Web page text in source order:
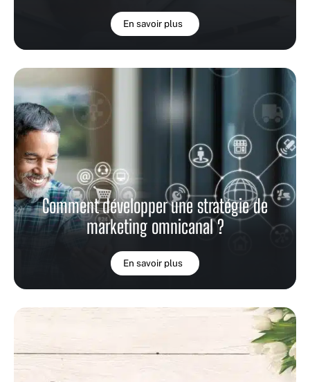
En savoir plus
Comment développer une stratégie de
marketing omnicanal ?
En savoir plus